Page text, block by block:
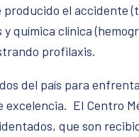
el accidente
clínica
profilaxis.
del país para
El Centro
que son